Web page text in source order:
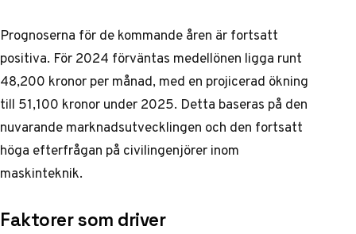
Prognoserna för de kommande åren är fortsatt
positiva. För 2024 förväntas medellönen ligga runt
48,200 kronor per månad, med en projicerad ökning
till 51,100 kronor under 2025. Detta baseras på den
nuvarande marknadsutvecklingen och den fortsatt
höga efterfrågan på civilingenjörer inom
maskinteknik.
Faktorer som driver